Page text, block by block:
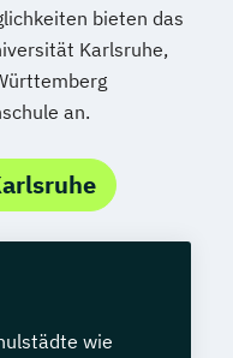
"Fitness
bieten das
Karlsruhe,
an.
wie